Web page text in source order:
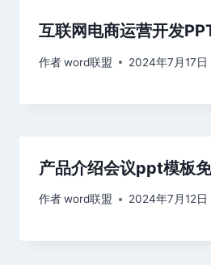
互联网电商运营开发
作者word联盟 2024年7月17日
产品介绍会议ppt模板
作者word联盟 2024年7月12日